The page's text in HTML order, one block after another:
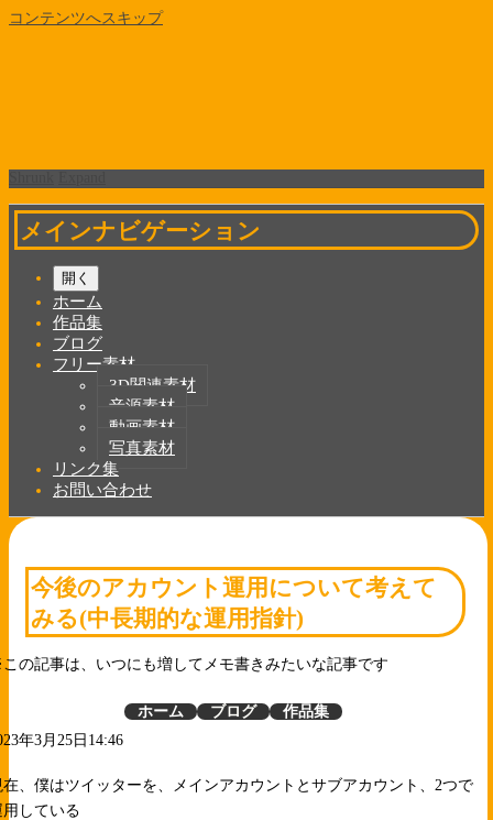
コンテンツへスキップ
メインナビゲーション
開く
ホーム
作品集
ブログ
フリー素材
3D関連素材
音源素材
動画素材
写真素材
リンク集
お問い合わせ
今後のアカウント運用について考えて
みる(中長期的な運用指針)
の記事は、いつにも増してメモ書きみたいな記事です
ホーム ブログ
作品集
年3月25日14:46
在、僕はツイッターを、メインアカウントとサブアカウント、2つで
用している